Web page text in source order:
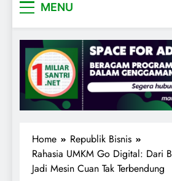
MENU
Home
Republik Bisnis
Rahasia UMKM Go Digital: Dari
Jadi Mesin Cuan Tak Terbendung